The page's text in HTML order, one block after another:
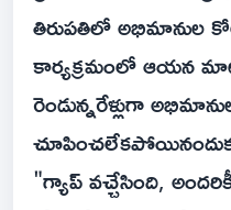
తిరుపతిలో అభిమానుల
కార్యక్రమంలో ఆయన
రెండున్నరేళ్లుగా
"గ్యాప్ వచ్చేసింది,